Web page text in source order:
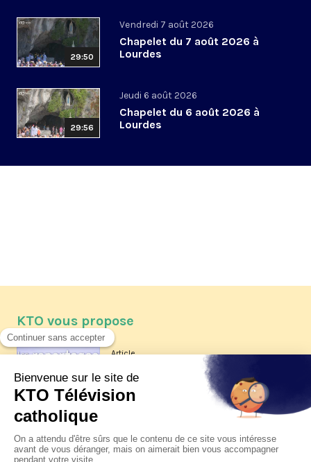
29:50
Vendredi 7 août 2026
Chapelet du 7 août 2026 à
Lourdes
29:56
Jeudi 6 août 2026
Chapelet du 6 août 2026 à
Lourdes
KTO vous propose
Article
Les reportages d'été 2026 de KTO
La visite pastorale du pape Léon
XIV à Assise à suivre sur KTO le
jeudi 6 août